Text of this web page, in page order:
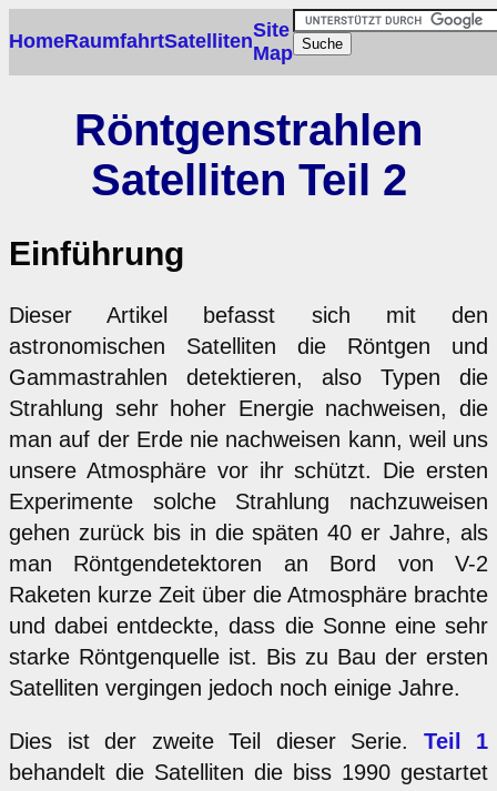
HomeRaumfahrtSatellitenSite
Map
Röntgenstrahlen
Satelliten Teil 2
Einführung
Dieser Artikel befasst sich mit den
astronomischen Satelliten die Röntgen und
Gammastrahlen detektieren, also Typen die
Strahlung sehr hoher Energie nachweisen, die
man auf der Erde nie nachweisen kann, weil uns
unsere Atmosphäre vor ihr schützt. Die ersten
Experimente solche Strahlung nachzuweisen
gehen zurück bis in die späten 40 er Jahre, als
man Röntgendetektoren an Bord von V-2
Raketen kurze Zeit über die Atmosphäre brachte
und dabei entdeckte, dass die Sonne eine sehr
starke Röntgenquelle ist. Bis zu Bau der ersten
Satelliten vergingen jedoch noch einige Jahre.
Dies ist der zweite Teil dieser Serie. Teil 1
behandelt die Satelliten die biss 1990 gestartet